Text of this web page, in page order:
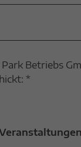
Betriebs
*